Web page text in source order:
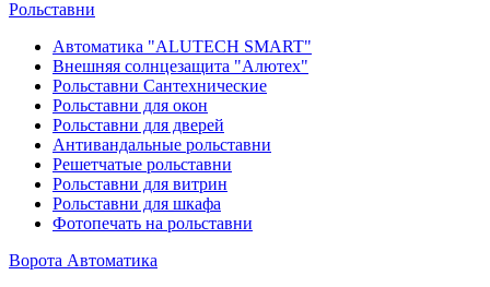
Рольставни
Автоматика "ALUTECH SMART"
Внешняя солнцезащита "Алютех"
Рольставни Сантехнические
Рольставни для окон
Рольставни для дверей
Антивандальные рольставни
Решетчатые рольставни
Рольставни для витрин
Рольставни для шкафа
Фотопечать на рольставни
Ворота Автоматика